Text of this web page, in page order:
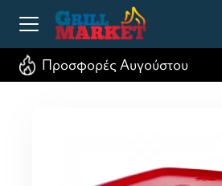
Προσφορές Αυγούστου